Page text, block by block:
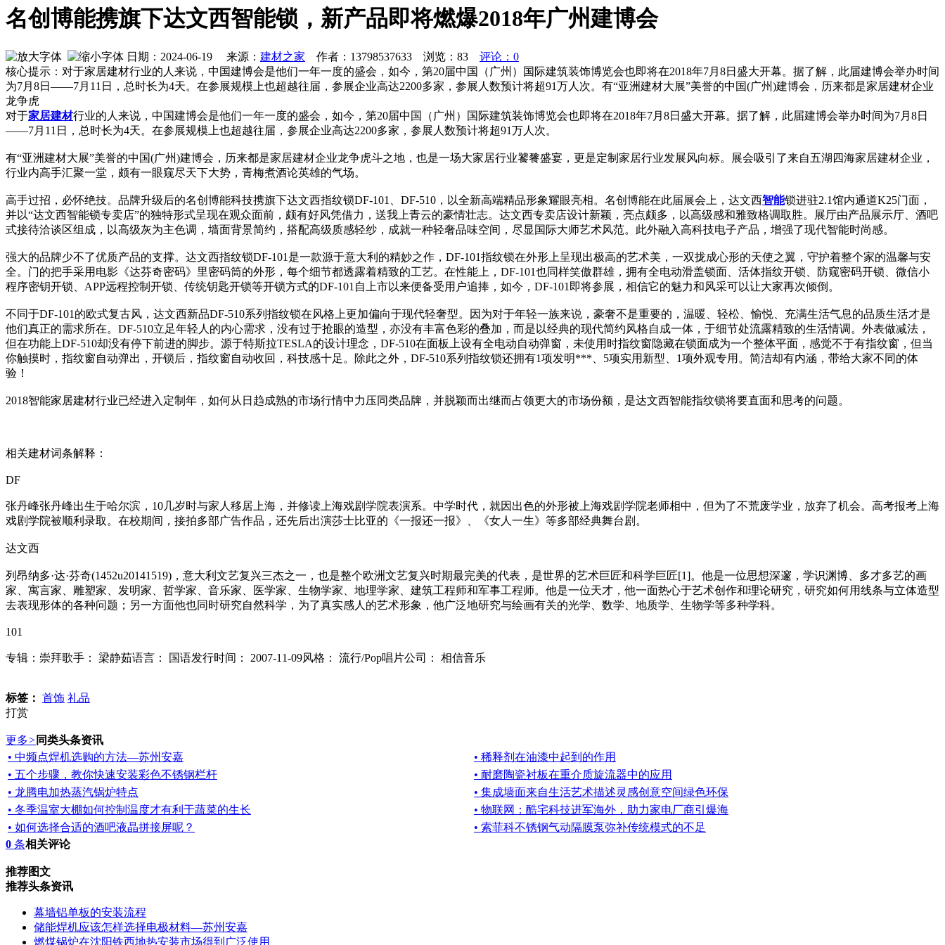
名创博能携旗下达文西智能锁，新产品即将燃爆2018年广州建博会
日期：2024-06-19 来源： 建材之家 作者：13798537633 浏览： 83
评论：0
核心提示：对于家居建材行业的人来说，中国建博会是他们一年一度的盛会，如今，第20届中国（广州）国际建筑装饰博览会也即将在2018年7月8日盛大开幕。据了解，此届建博会举办时间
为7月8日——7月11日，总时长为4天。在参展规模上也超越往届，参展企业高达2200多家，参展人数预计将超91万人次。有“亚洲建材大展”美誉的中国(广州)建博会，历来都是家居建材企业
龙争虎
对于家居建材行业的人来说，中国建博会是他们一年一度的盛会，如今，第20届中国（广州）国际建筑装饰博览会也即将在2018年7月8日盛大开幕。据了解，此届建博会举办时间为7月8日
——7月11日，总时长为4天。在参展规模上也超越往届，参展企业高达2200多家，参展人数预计将超91万人次。
有“亚洲建材大展”美誉的中国(广州)建博会，历来都是家居建材企业龙争虎斗之地，也是一场大家居行业饕餮盛宴，更是定制家居行业发展风向标。展会吸引了来自五湖四海家居建材企业，
行业内高手汇聚一堂，颇有一眼窥尽天下大势，青梅煮酒论英雄的气场。
高手过招，必怀绝技。品牌升级后的名创博能科技携旗下达文西指纹锁DF-101、DF-510，以全新高端精品形象耀眼亮相。名创博能在此届展会上，达文西智能锁进驻2.1馆内通道K25门面，
并以“达文西智能锁专卖店”的独特形式呈现在观众面前，颇有好风凭借力，送我上青云的豪情壮志。达文西专卖店设计新颖，亮点颇多，以高级感和雅致格调取胜。展厅由产品展示厅、酒吧
式接待洽谈区组成，以高级灰为主色调，墙面背景简约，搭配高级质感轻纱，成就一种轻奢品味空间，尽显国际大师艺术风范。此外融入高科技电子产品，增强了现代智能时尚感。
强大的品牌少不了优质产品的支撑。达文西指纹锁DF-101是一款源于意大利的精妙之作，DF-101指纹锁在外形上呈现出极高的艺术美，一双拢成心形的天使之翼，守护着整个家的温馨与安
全。门的把手采用电影《达芬奇密码》里密码筒的外形，每个细节都透露着精致的工艺。在性能上，DF-101也同样笑傲群雄，拥有全电动滑盖锁面、活体指纹开锁、防窥密码开锁、微信小
程序密钥开锁、APP远程控制开锁、传统钥匙开锁等开锁方式的DF-101自上市以来便备受用户追捧，如今，DF-101即将参展，相信它的魅力和风采可以让大家再次倾倒。
不同于DF-101的欧式复古风，达文西新品DF-510系列指纹锁在风格上更加偏向于现代轻奢型。因为对于年轻一族来说，豪奢不是重要的，温暖、轻松、愉悦、充满生活气息的品质生活才是
他们真正的需求所在。DF-510立足年轻人的内心需求，没有过于抢眼的造型，亦没有丰富色彩的叠加，而是以经典的现代简约风格自成一体，于细节处流露精致的生活情调。外表做减法，
但在功能上DF-510却没有停下前进的脚步。源于特斯拉TESLA的设计理念，DF-510在面板上设有全电动自动弹窗，未使用时指纹窗隐藏在锁面成为一个整体平面，感觉不于有指纹窗，但当
你触摸时，指纹窗自动弹出，开锁后，指纹窗自动收回，科技感十足。除此之外，DF-510系列指纹锁还拥有1项发明***、5项实用新型、1项外观专用。简洁却有内涵，带给大家不同的体
验！
2018智能家居建材行业已经进入定制年，如何从日趋成熟的市场行情中力压同类品牌，并脱颖而出继而占领更大的市场份额，是达文西智能指纹锁将要直面和思考的问题。
相关建材词条解释：
DF
张丹峰张丹峰出生于哈尔滨，10几岁时与家人移居上海，并修读上海戏剧学院表演系。中学时代，就因出色的外形被上海戏剧学院老师相中，但为了不荒废学业，放弃了机会。高考报考上海
戏剧学院被顺利录取。在校期间，接拍多部广告作品，还先后出演莎士比亚的《一报还一报》、《女人一生》等多部经典舞台剧。
达文西
列昂纳多·达·芬奇(1452u20141519)，意大利文艺复兴三杰之一，也是整个欧洲文艺复兴时期最完美的代表，是世界的艺术巨匠和科学巨匠[1]。他是一位思想深邃，学识渊博、多才多艺的画
家、寓言家、雕塑家、发明家、哲学家、音乐家、医学家、生物学家、地理学家、建筑工程师和军事工程师。他是一位天才，他一面热心于艺术创作和理论研究，研究如何用线条与立体造型
去表现形体的各种问题；另一方面他也同时研究自然科学，为了真实感人的艺术形象，他广泛地研究与绘画有关的光学、数学、地质学、生物学等多种学科。
101
专辑：崇拜歌手： 梁静茹语言： 国语发行时间： 2007-11-09风格： 流行/Pop唱片公司： 相信音乐
标签： 首饰 礼品
打赏
更多> 同类头条资讯
• 中频点焊机选购的方法—苏州安嘉
• 稀释剂在油漆中起到的作用
• 五个步骤，教你快速安装彩色不锈钢栏杆
• 耐磨陶瓷衬板在重介质旋流器中的应用
• 龙腾电加热蒸汽锅炉特点
• 集成墙面来自生活艺术描述灵感创意空间绿色环保
• 冬季温室大棚如何控制温度才有利于蔬菜的生长
• 物联网：酷宅科技进军海外，助力家电厂商引爆海
• 如何选择合适的酒吧液晶拼接屏呢？
• 索菲科不锈钢气动隔膜泵弥补传统模式的不足
0 条相关评论
推荐图文
推荐头条资讯
幕墙铝单板的安装流程
储能焊机应该怎样选择电极材料—苏州安嘉
燃煤锅炉在沈阳铁西地热安装市场得到广泛使用